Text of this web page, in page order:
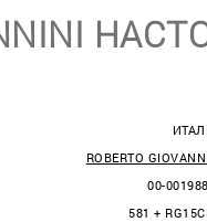
ROBERTO
00-
581 +